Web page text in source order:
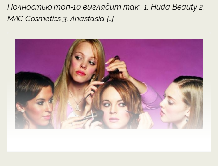
Полностью топ-10 выглядит так: 1. Huda Beauty 2.
MAC Cosmetics 3. Anastasia […]